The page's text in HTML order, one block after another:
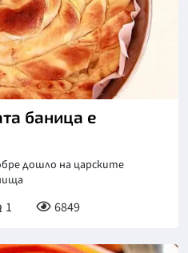
баница е
дошло на царските
1 6849